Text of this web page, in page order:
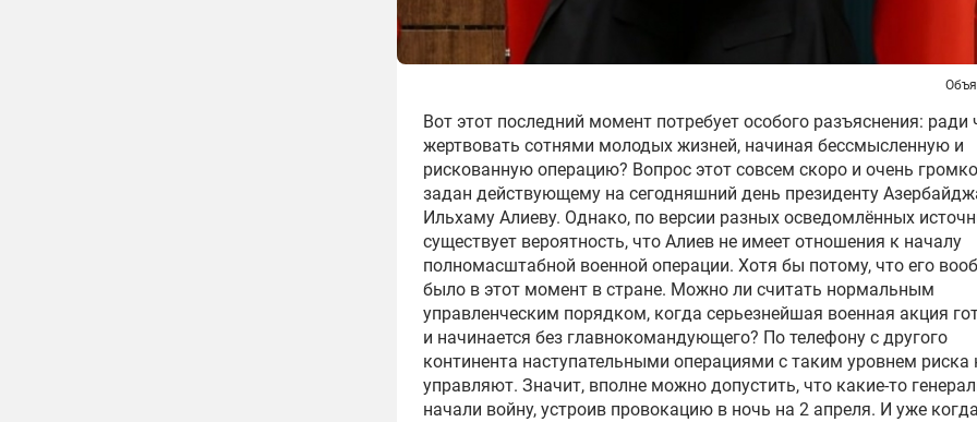
Вот этот последний момент потребует особого разъяснения: ради
жертвовать сотнями молодых жизней, начиная бессмысленную и
рискованную операцию? Вопрос этот совсем скоро и очень
задан действующему на сегодняшний день президенту
Ильхаму Алиеву. Однако, по версии разных осведомлённых
существует вероятность, что Алиев не имеет отношения к началу
полномасштабной военной операции. Хотя бы потому, что его
было в этот момент в стране. Можно ли считать нормальным
управленческим порядком, когда серьезнейшая военная акция
и начинается без главнокомандующего? По телефону с другого
континента наступательными операциями с таким уровнем риска
управляют. Значит, вполне можно допустить, что какие-то
начали войну, устроив провокацию в ночь на 2 апреля. И уже